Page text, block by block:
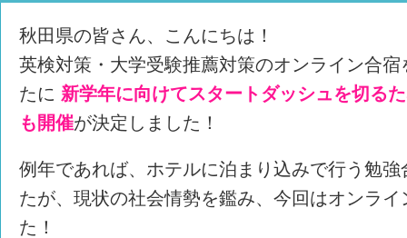
秋田県の皆さん、こんにちは！
英検対策・大学受験推薦対策のオンライン合
たに 新学年に向けてスタートダッシュを切る
も開催が決定しました！
例年であれば、ホテルに泊まり込みで行う勉
たが、現状の社会情勢を鑑み、今回はオンラ
た！